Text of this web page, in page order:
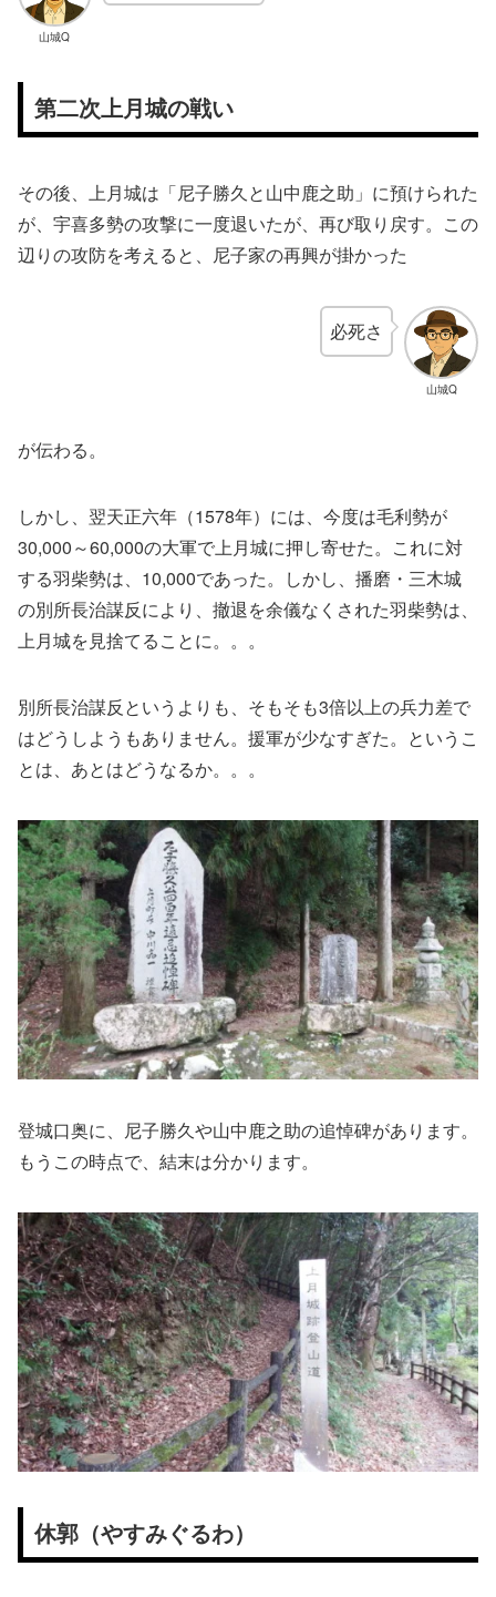
山城Q
第二次上月城の戦い
その後、上月城は「尼子勝久と山中鹿之助」に預けられた
が、宇喜多勢の攻撃に一度退いたが、再び取り戻す。この
辺りの攻防を考えると、尼子家の再興が掛かった
山城Q
必死さ
が伝わる。
しかし、翌天正六年（1578年）には、今度は毛利勢が
30,000～60,000の大軍で上月城に押し寄せた。これに対
する羽柴勢は、10,000であった。しかし、播磨・三木城
の別所長治謀反により、撤退を余儀なくされた羽柴勢は、
上月城を見捨てることに。。。
別所長治謀反というよりも、そもそも3倍以上の兵力差で
はどうしようもありません。援軍が少なすぎた。というこ
とは、あとはどうなるか。。。
登城口奥に、尼子勝久や山中鹿之助の追悼碑があります。
もうこの時点で、結末は分かります。
休郭（やすみぐるわ）